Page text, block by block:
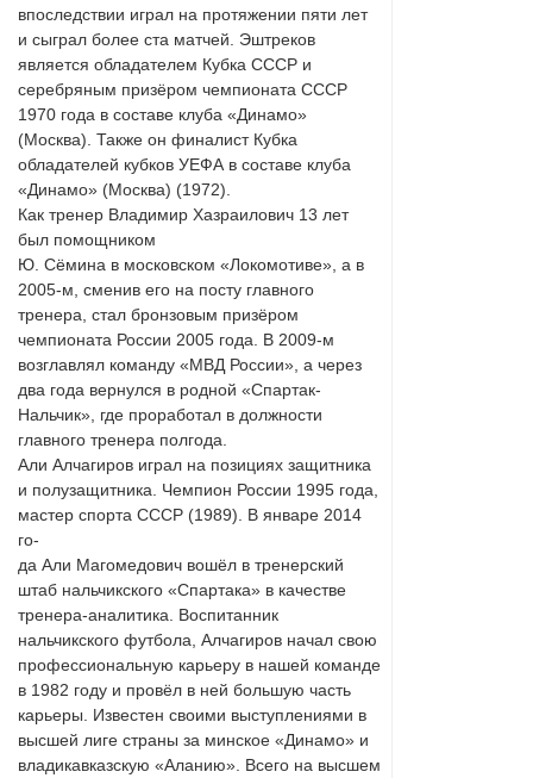
впоследствии играл на протяжении пяти лет
и сыграл более ста матчей. Эштреков
является обладателем Кубка СССР и
серебряным призёром чемпионата СССР
1970 года в составе клуба «Динамо»
(Москва). Также он финалист Кубка
обладателей кубков УЕФА в составе клуба
«Динамо» (Москва) (1972).
Как тренер Владимир Хазраилович 13 лет
был помощником
Ю. Сёмина в московском «Локомотиве», а в
2005-м, сменив его на посту главного
тренера, стал бронзовым призёром
чемпионата России 2005 года. В 2009-м
возглавлял команду «МВД России», а через
два года вернулся в родной «Спартак-
Нальчик», где проработал в должности
главного тренера полгода.
Али Алчагиров играл на позициях защитника
и полузащитника. Чемпион России 1995 года,
мастер спорта СССР (1989). В январе 2014
го-
да Али Магомедович вошёл в тренерский
штаб нальчикского «Спартака» в качестве
тренера-аналитика. Воспитанник
нальчикского футбола, Алчагиров начал свою
профессиональную карьеру в нашей команде
в 1982 году и провёл в ней большую часть
карьеры. Известен своими выступлениями в
высшей лиге страны за минское «Динамо» и
владикавказскую «Аланию». Всего на высшем